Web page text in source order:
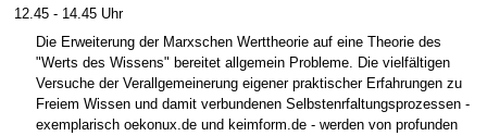
12.45 - 14.45 Uhr
Die Erweiterung der Marxschen Werttheorie auf eine Theorie des
"Werts des Wissens" bereitet allgemein Probleme. Die vielfältigen
Versuche der Verallgemeinerung eigener praktischer Erfahrungen zu
Freiem Wissen und damit verbundenen Selbstenrfaltungsprozessen -
exemplarisch oekonux.de und keimform.de - werden von profunden